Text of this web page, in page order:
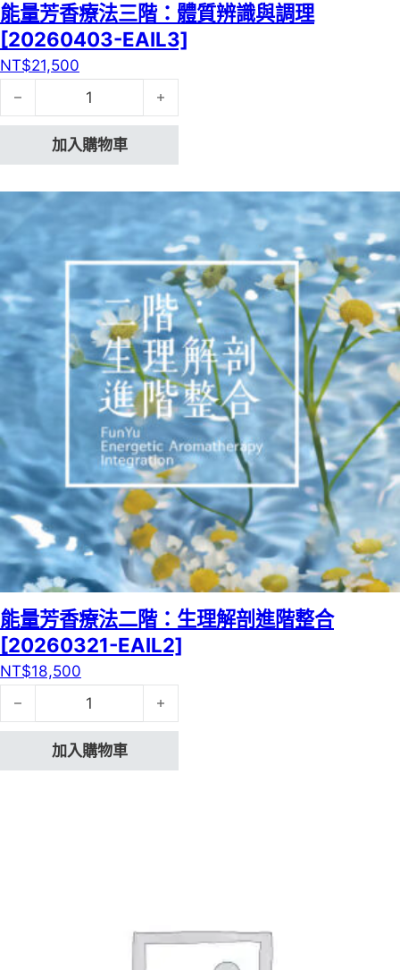
能量芳香療法三階：體質辨識與調理
[20260403-EAIL3]
NT$21,500
能量芳香療法三階：體質辨識與調理 [20260403-EAIL3]
加入購物車
能量芳香療法二階：生理解剖進階整合
[20260321-EAIL2]
NT$18,500
能量芳香療法二階：生理解剖進階整合[20260321-EAIL2]
加入購物車